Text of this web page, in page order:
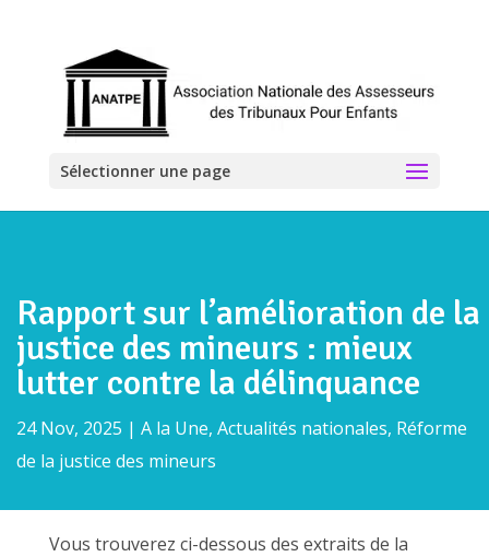
Sélectionner une page
Rapport sur l’amélioration de la
justice des mineurs : mieux
lutter contre la délinquance
24 Nov, 2025 | A la Une, Actualités nationales, Réforme
de la justice des mineurs
Vous trouverez ci-dessous des extraits de la